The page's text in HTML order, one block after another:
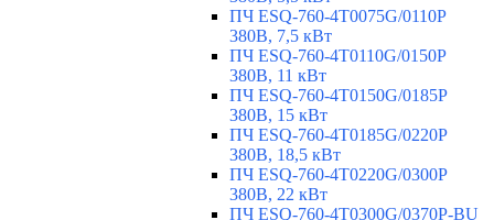
ПЧ ESQ-760-4T0075G/0110P
380В, 7,5 кВт
ПЧ ESQ-760-4T0110G/0150P
380В, 11 кВт
ПЧ ESQ-760-4T0150G/0185P
380В, 15 кВт
ПЧ ESQ-760-4T0185G/0220P
380В, 18,5 кВт
ПЧ ESQ-760-4T0220G/0300P
380В, 22 кВт
ПЧ ESQ-760-4T0300G/0370P-BU